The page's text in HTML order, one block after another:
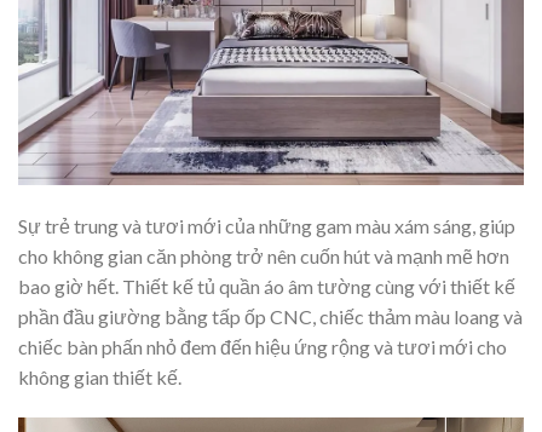
Sự trẻ trung và tươi mới của những gam màu xám sáng, giúp
cho không gian căn phòng trở nên cuốn hút và mạnh mẽ hơn
bao giờ hết. Thiết kế tủ quần áo âm tường cùng với thiết kế
phần đầu giường bằng tấp ốp CNC, chiếc thảm màu loang và
chiếc bàn phấn nhỏ đem đến hiệu ứng rộng và tươi mới cho
không gian thiết kế.